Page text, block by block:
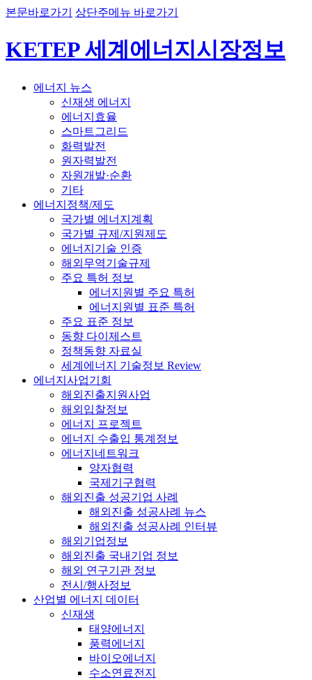
본문바로가기 상단주메뉴 바로가기
KETEP 세계에너지시장정보
에너지 뉴스
신재생 에너지
에너지효율
스마트그리드
화력발전
원자력발전
자원개발·순환
기타
에너지정책/제도
국가별 에너지계획
국가별 규제/지원제도
에너지기술 인증
해외무역기술규제
주요 특허 정보
에너지원별 주요 특허
에너지원별 표준 특허
주요 표준 정보
동향 다이제스트
정책동향 자료실
세계에너지 기술정보 Review
에너지사업기회
해외진출지원사업
해외입찰정보
에너지 프로젝트
에너지 수출입 통계정보
에너지네트워크
양자협력
국제기구협력
해외진출 성공기업 사례
해외진출 성공사례 뉴스
해외진출 성공사례 인터뷰
해외기업정보
해외진출 국내기업 정보
해외 연구기관 정보
전시/행사정보
산업별 에너지 데이터
신재생
태양에너지
풍력에너지
바이오에너지
수소연료전지